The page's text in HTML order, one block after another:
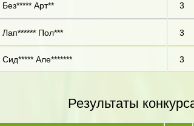
Без***** Арт** 3
Лап****** Пол*** 3
Сид***** Але******* 3
Результаты